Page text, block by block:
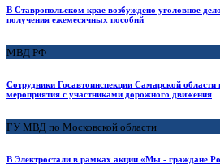
В Ставропольском крае возбуждено уголовное
получения ежемесячных пособий
МВД РФ
Сотрудники Госавтоинспекции Самарской области
мероприятия с участниками дорожного движения
ГУ МВД по Московской области
В Электростали в рамках акции «Мы - граждане